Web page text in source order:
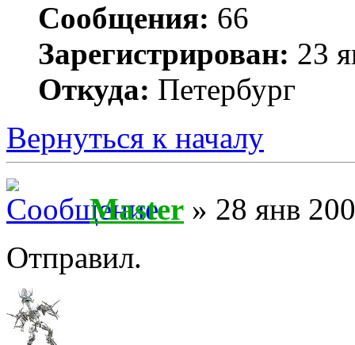
Сообщения: 66
Зарегистрирован: 23
Откуда: Петербург
Вернуться к началу
Master » 28 янв
Отправил.